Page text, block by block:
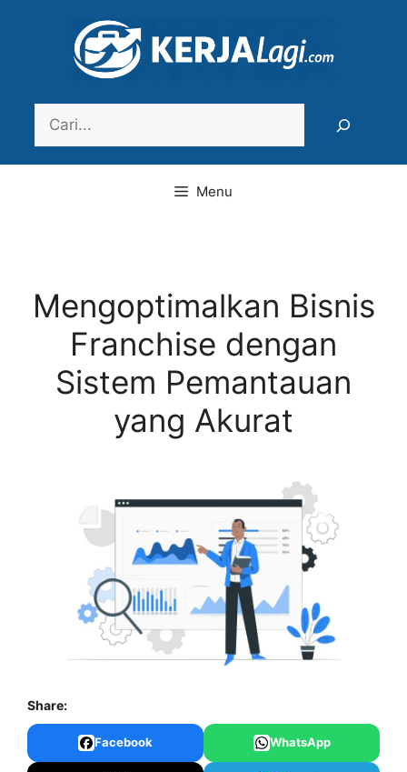
Menu
Mengoptimalkan Bisnis
Franchise dengan
Sistem Pemantauan
yang Akurat
Share:
Facebook WhatsApp